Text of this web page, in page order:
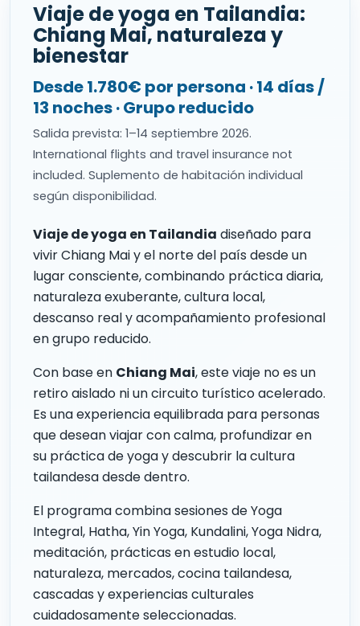
Viaje de yoga en Tailandia:
Chiang Mai, naturaleza y
bienestar
Desde 1.780€ por persona · 14 días /
13 noches · Grupo reducido
Salida prevista: 1–14 septiembre 2026.
International flights and travel insurance not
included. Suplemento de habitación individual
según disponibilidad.
Viaje de yoga en Tailandia diseñado para
vivir Chiang Mai y el norte del país desde un
lugar consciente, combinando práctica diaria,
naturaleza exuberante, cultura local,
descanso real y acompañamiento profesional
en grupo reducido.
Con base en Chiang Mai, este viaje no es un
retiro aislado ni un circuito turístico acelerado.
Es una experiencia equilibrada para personas
que desean viajar con calma, profundizar en
su práctica de yoga y descubrir la cultura
tailandesa desde dentro.
El programa combina sesiones de Yoga
Integral, Hatha, Yin Yoga, Kundalini, Yoga Nidra,
meditación, prácticas en estudio local,
naturaleza, mercados, cocina tailandesa,
cascadas y experiencias culturales
cuidadosamente seleccionadas.